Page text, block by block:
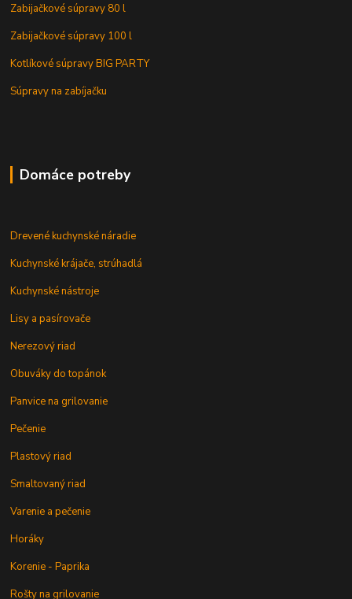
Zabijačkové súpravy 80 l
Zabijačkové súpravy 100 l
Kotlíkové súpravy BIG PARTY
Súpravy na zabíjačku
Domáce potreby
Drevené kuchynské náradie
Kuchynské krájače, strúhadlá
Kuchynské nástroje
Lisy a pasírovače
Nerezový riad
Obuváky do topánok
Panvice na grilovanie
Pečenie
Plastový riad
Smaltovaný riad
Varenie a pečenie
Horáky
Korenie - Paprika
Rošty na grilovanie